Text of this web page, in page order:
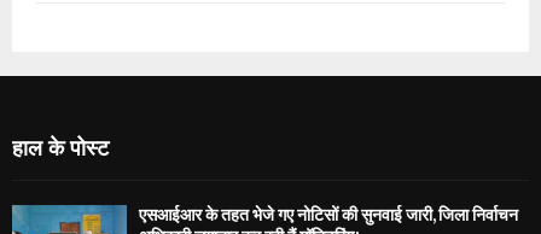
हाल के पोस्ट
एसआईआर के तहत भेजे गए नोटिसों की सुनवाई जारी, जिला निर्वाचन